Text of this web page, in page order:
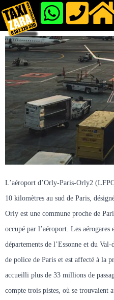
Aller
au
contenu
L’aéroport d’Orly-Paris-Orly2
10 kilomètres au sud de Paris,
Orly est une commune proche de
occupé par l’aéroport. Les aérogares
départements de l’Essonne et du
de police de Paris et est affecté à la
accueilli plus de 33 millions de
compte trois pistes, où se trouvaient